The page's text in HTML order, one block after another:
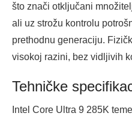
što znači otključani
ali uz strožu kontrolu
prethodnu generaciju.
visokoj razini, bez vidljivih
Tehničke
Intel Core Ultra 9 285K